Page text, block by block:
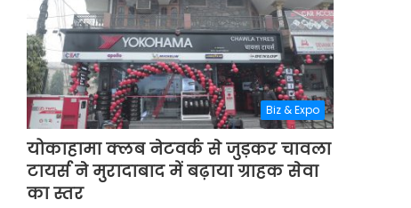
Biz & Expo
योकाहामा क्लब नेटवर्क से जुड़कर चावला
टायर्स ने मुरादाबाद में बढ़ाया ग्राहक सेवा
का स्तर